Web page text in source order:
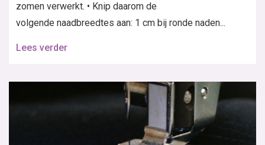
zomen verwerkt. • Knip daarom de
volgende naadbreedtes aan: 1 cm bij ronde naden...
Lees verder